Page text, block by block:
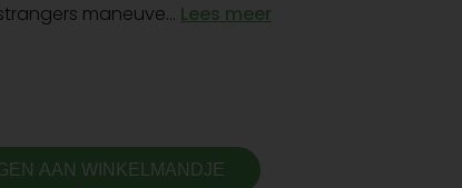
maneuve... Lees meer
AAN WINKELMANDJE